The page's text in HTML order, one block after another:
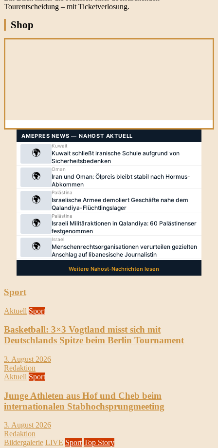
Tourentscheidung – mit Ticketverlosung.
Shop
Sport
Aktuell Sport
Basketball: 3×3 Vogtland misst sich mit
Deutschlands Spitze beim Berlin Tournament
3. August 2026
Redaktion
Aktuell Sport
Junge Athleten aus Hof und Cheb beim
internationalen Stabhochsprungmeeting
3. August 2026
Redaktion
Bildergalerie LIVE Sport Top Story